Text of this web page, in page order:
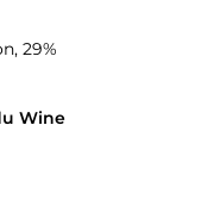
29%
Wine